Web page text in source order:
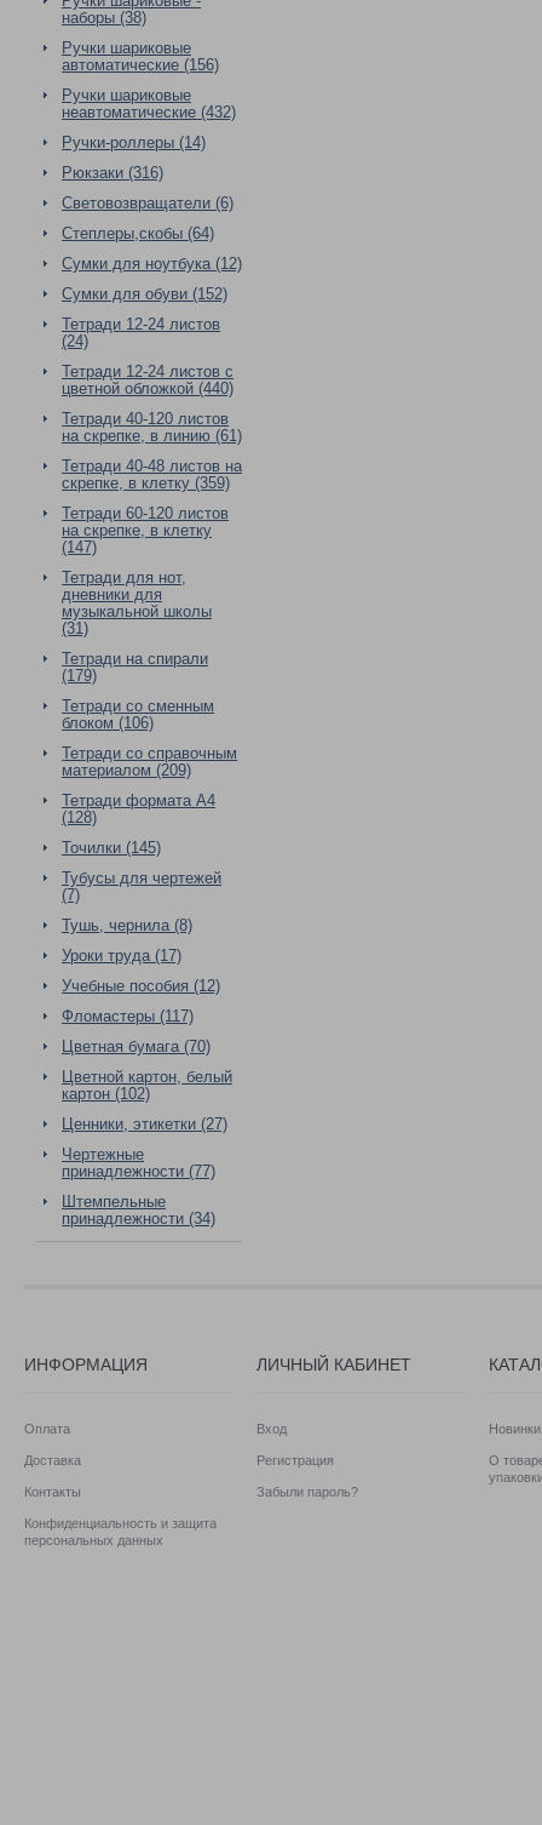
наборы (38)
Ручки шариковые
автоматические (156)
Ручки шариковые
неавтоматические (432)
Ручки-роллеры (14)
Рюкзаки (316)
Световозвращатели (6)
Степлеры,скобы (64)
Сумки для ноутбука (12)
Сумки для обуви (152)
Тетради 12-24 листов
(24)
Тетради 12-24 листов с
цветной обложкой (440)
Тетради 40-120 листов
на скрепке, в линию (61)
Тетради 40-48 листов на
скрепке, в клетку (359)
Тетради 60-120 листов
на скрепке, в клетку
(147)
Тетради для нот,
дневники для
музыкальной школы
(31)
Тетради на спирали
(179)
Тетради со сменным
блоком (106)
Тетради со справочным
материалом (209)
Тетради формата А4
(128)
Точилки (145)
Тубусы для чертежей
(7)
Тушь, чернила (8)
Уроки труда (17)
Учебные пособия (12)
Фломастеры (117)
Цветная бумага (70)
Цветной картон, белый
картон (102)
Ценники, этикетки (27)
Чертежные
принадлежности (77)
Штемпельные
принадлежности (34)
ИНФОРМАЦИЯ
Оплата
Доставка
Контакты
Конфиденциальность и защита
персональных данных
ЛИЧНЫЙ КАБИНЕТ
Вход
Регистрация
Забыли пароль?
Новинки
О